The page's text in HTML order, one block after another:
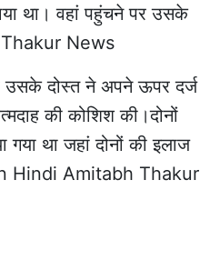
था। वहां पहुंचने पर उसके
Thakur News
उसके दोस्त ने अपने ऊपर दर्ज
की कोशिश की।दोनों
था जहां दोनों की इलाज
Hindi Amitabh Thakur